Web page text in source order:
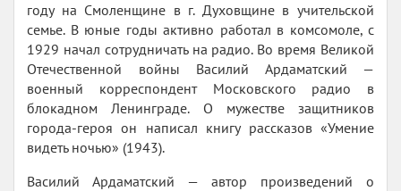
году на Смоленщине в г. Духовщине в учительской
семье. В юные годы активно работал в комсомоле, с
1929 начал сотрудничать на радио. Во время Великой
Отечественной войны Василий Ардаматский —
военный корреспондент Московского радио в
блокадном Ленинграде. О мужестве защитников
города-героя он написал книгу рассказов «Умение
видеть ночью» (1943).
Василий Ардаматский — автор произведений о